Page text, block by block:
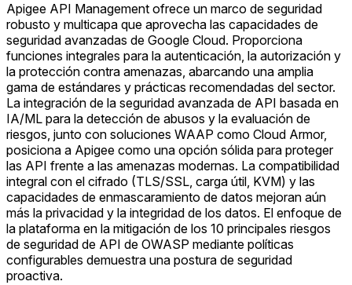
Apigee API Management ofrece un marco de seguridad
robusto y multicapa que aprovecha las capacidades de
seguridad avanzadas de Google Cloud. Proporciona
funciones integrales para la autenticación, la autorización y
la protección contra amenazas, abarcando una amplia
gama de estándares y prácticas recomendadas del sector.
La integración de la seguridad avanzada de API basada en
IA/ML para la detección de abusos y la evaluación de
riesgos, junto con soluciones WAAP como Cloud Armor,
posiciona a Apigee como una opción sólida para proteger
las API frente a las amenazas modernas. La compatibilidad
integral con el cifrado (TLS/SSL, carga útil, KVM) y las
capacidades de enmascaramiento de datos mejoran aún
más la privacidad y la integridad de los datos. El enfoque de
la plataforma en la mitigación de los 10 principales riesgos
de seguridad de API de OWASP mediante políticas
configurables demuestra una postura de seguridad
proactiva.